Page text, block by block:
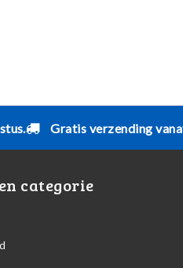
Gratis verzending
categorie